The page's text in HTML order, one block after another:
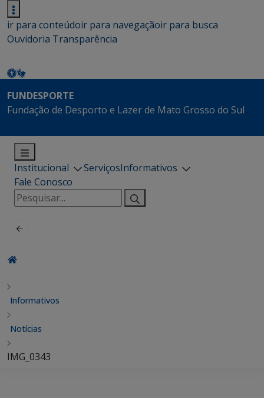
ir para conteúdoir para navegaçãoir para busca
Ouvidoria Transparência
FUNDESPORTE
Fundação de Desporto e Lazer de Mato Grosso do Sul
Institucional ServiçosInformativos
Fale Conosco
Pesquisar
por:
Informativos
Notícias
IMG_0343